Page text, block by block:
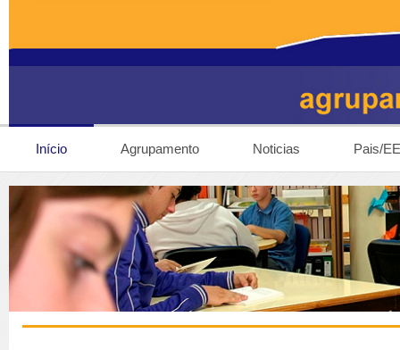
Início Agrupamento Noticias Pais/EE